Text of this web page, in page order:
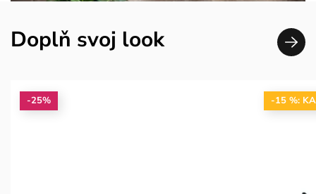
Doplň svoj look
-25% -15 %: